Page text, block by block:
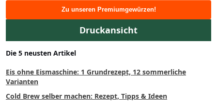
Zu unseren Premiumgewürzen!
Druckansicht
Die 5 neusten Artikel
Eis ohne Eismaschine: 1 Grundrezept, 12 sommerliche
Varianten
Cold Brew selber machen: Rezept, Tipps & Ideen